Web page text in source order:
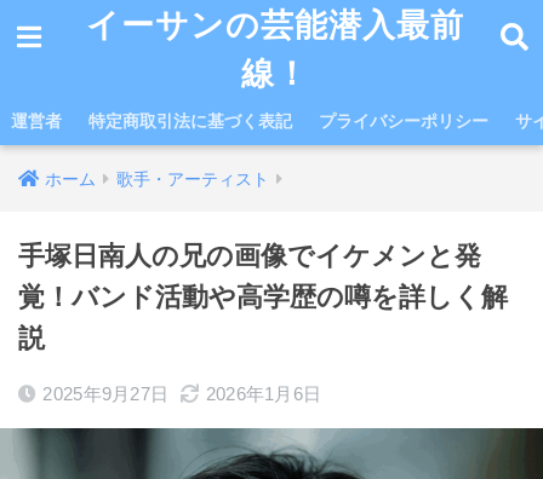
イーサンの芸能潜入最前
線！
運営者 特定商取引法に基づく表記 プライバシーポリシー サ
ホーム 歌手・アーティスト
手塚日南人の兄の画像でイケメンと発
覚！バンド活動や高学歴の噂を詳しく解
説
2025年9月27日 2026年1月6日